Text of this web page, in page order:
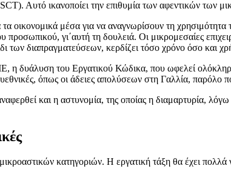
Αυτό ικανοποίει την επιθυμία των αφεντικών των
οικονομικά μέσα για να αναγνωρίσουν τη χρησιμότητα
γι΄αυτή τη δουλειά. Οι μικρομεσαίες
των διαπραγματεύσεων, κερδίζει τόσο χρόνο όσο και
δυάλυση του Εργατικού Κώδικα, που ωφελεί
όπως οι άδειες απολύσεων στη Γαλλία, παρόλο
και η αστυνομία, της οποίας η διαμαρτυρία,
κατηγοριών. Η εργατική τάξη θα έχει πολλά